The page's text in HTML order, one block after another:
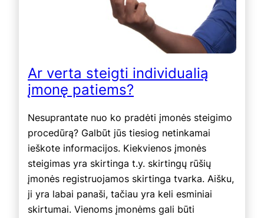
Ar verta steigti individualią
įmonę patiems?
Nesuprantate nuo ko pradėti įmonės steigimo
procedūrą? Galbūt jūs tiesiog netinkamai
ieškote informacijos. Kiekvienos įmonės
steigimas yra skirtinga t.y. skirtingų rūšių
įmonės registruojamos skirtinga tvarka. Aišku,
ji yra labai panaši, tačiau yra keli esminiai
skirtumai. Vienoms įmonėms gali būti